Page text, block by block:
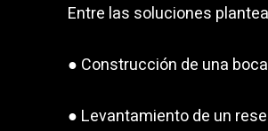
Entre las soluciones
● Construcción de una
● Levantamiento de un